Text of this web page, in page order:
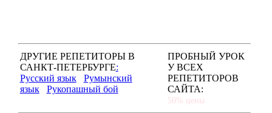
ДРУГИЕ РЕПЕТИТОРЫ В
САНКТ-ПЕТЕРБУРГЕ:
Русский язык
Румынский
язык
Рукопашный бой
ПРОБНЫЙ УРОК
У ВСЕХ
РЕПЕТИТОРОВ
САЙТА:
50% цены